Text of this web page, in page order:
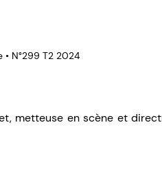
• N°299 T2 2024
metteuse en scène et